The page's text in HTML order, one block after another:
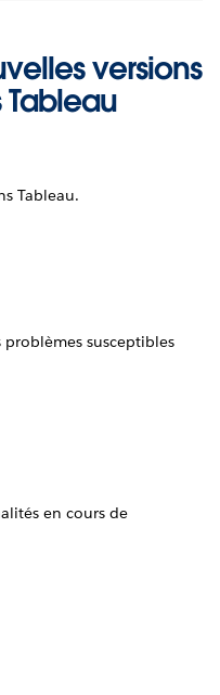
versions
Tableau.
susceptibles
en cours de